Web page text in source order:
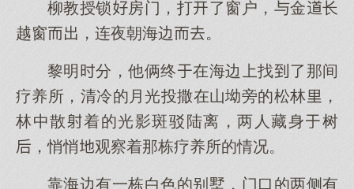
柳教授锁房门，打了窗户，与金长
越窗，连夜朝海边。
黎明分，他俩终在海边找了那间
疗养所，清冷的月光投撒在山坳旁的松林，
林中散着的光影斑驳陆离，两人藏身树
，悄悄观察着那栋疗养所的情况。
靠海边有一栋白色的别墅，门口的两侧有